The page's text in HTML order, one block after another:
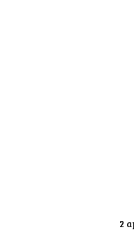
2